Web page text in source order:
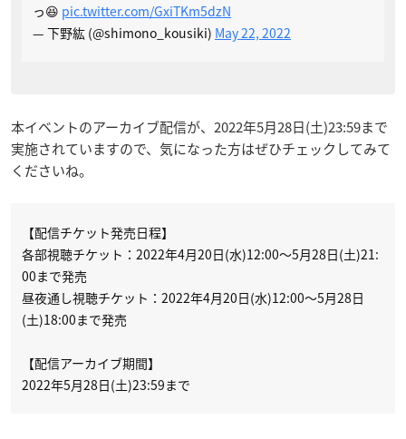
っ😆 pic.twitter.com/GxiTKm5dzN
— 下野紘 (@shimono_kousiki) May 22, 2022
本イベントのアーカイブ配信が、2022年5月28日(土)23:59まで
実施されていますので、気になった方はぜひチェックしてみて
くださいね。
【配信チケット発売日程】
各部視聴チケット：2022年4月20日(水)12:00～5月28日(土)21:
00まで発売
昼夜通し視聴チケット：2022年4月20日(水)12:00～5月28日
(土)18:00まで発売
【配信アーカイブ期間】
2022年5月28日(土)23:59まで